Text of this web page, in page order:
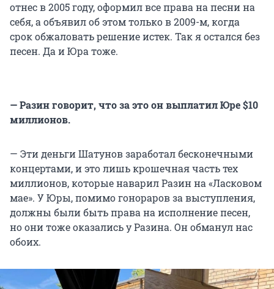
отнес в 2005 году, оформил все права на песни на
себя, а объявил об этом только в 2009-м, когда
срок обжаловать решение истек. Так я остался без
песен. Да и Юра тоже.
— Разин говорит, что за это он выплатил Юре $10
миллионов.
— Эти деньги Шатунов заработал бесконечными
концертами, и это лишь крошечная часть тех
миллионов, которые наварил Разин на «Ласковом
мае». У Юры, помимо гонораров за выступления,
должны были быть права на исполнение песен,
но они тоже оказались у Разина. Он обманул нас
обоих.